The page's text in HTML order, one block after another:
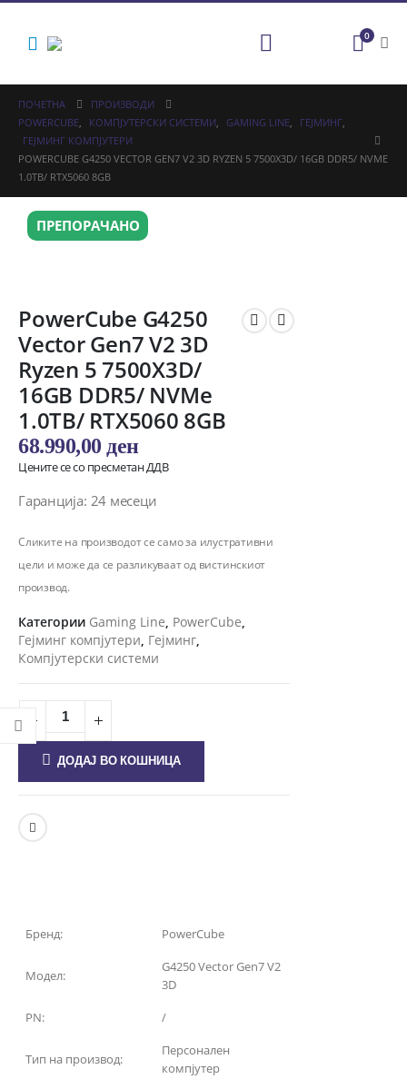
0
ПОЧЕТНА
ПРОИЗВОДИ
POWERCUBE, КОМПЈУТЕРСКИ СИСТЕМИ, GAMING LINE, ГЕЈМИНГ,
ГЕЈМИНГ КОМПЈУТЕРИ
POWERCUBE G4250 VECTOR GEN7 V2 3D RYZEN 5 7500X3D/ 16GB DDR5/ NVME
1.0TB/ RTX5060 8GB
ПРЕПОРАЧАНО
PowerCube G4250
Vector Gen7 V2 3D
Ryzen 5 7500X3D/
16GB DDR5/ NVMe
1.0TB/ RTX5060 8GB
68.990,00 ден
Цените се со пресметан ДДВ
Гаранција: 24 месеци
Сликите на производот се само за илустративни
цели и може да се разликуваат од вистинскиот
производ.
Категории Gaming Line, PowerCube,
Гејминг компјутери, Гејминг,
Компјутерски системи
ДОДАЈ ВО КОШНИЦА
Бренд: PowerCube
Модел:
G4250 Vector Gen7 V2
3D
PN:
/
Тип на производ:
Персонален
компјутер